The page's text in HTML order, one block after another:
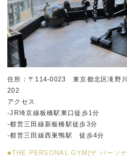
住所：〒114-0023 東京都北区滝野
202
アクセス
-JR埼京線板橋駅東口徒歩1分
-都営三田線新板橋駅徒歩3分
-都営三田線西巣鴨駅 徒歩4分
■THE PERSONAL GYM(ザ パーソ